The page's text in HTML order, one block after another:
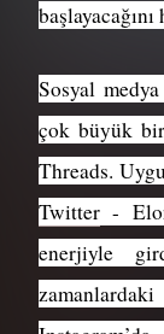
Sosyal
çok büyük
Twitter -
enerjiyle